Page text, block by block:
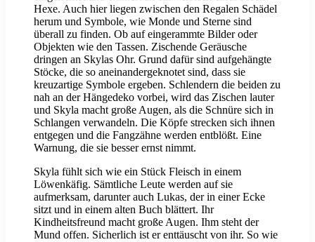
Hexe. Auch hier liegen zwischen den Regalen Schädel
herum und Symbole, wie Monde und Sterne sind
überall zu finden. Ob auf eingerammte Bilder oder
Objekten wie den Tassen. Zischende Geräusche
dringen an Skylas Ohr. Grund dafür sind aufgehängte
Stöcke, die so aneinandergeknotet sind, dass sie
kreuzartige Symbole ergeben. Schlendern die beiden zu
nah an der Hängedeko vorbei, wird das Zischen lauter
und Skyla macht große Augen, als die Schnüre sich in
Schlangen verwandeln. Die Köpfe strecken sich ihnen
entgegen und die Fangzähne werden entblößt. Eine
Warnung, die sie besser ernst nimmt.
Skyla fühlt sich wie ein Stück Fleisch in einem
Löwenkäfig. Sämtliche Leute werden auf sie
aufmerksam, darunter auch Lukas, der in einer Ecke
sitzt und in einem alten Buch blättert. Ihr
Kindheitsfreund macht große Augen. Ihm steht der
Mund offen. Sicherlich ist er enttäuscht von ihr. So wie